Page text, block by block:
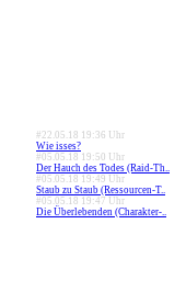
#22.05.18 19:36 Uhr
Wie isses?
#05.05.18 19:50 Uhr
Der Hauch des Todes (Raid-Th..
#05.05.18 19:49 Uhr
Staub zu Staub (Ressourcen-T..
#05.05.18 19:47 Uhr
Die Überlebenden (Charakter-..